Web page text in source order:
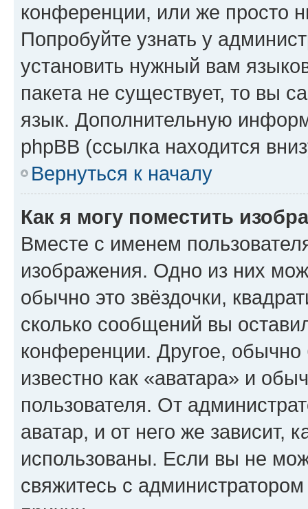
конференции, или же просто
Попробуйте узнать у
установить нужный вам
пакета не существует, то вы
язык. Дополнительную
phpBB (ссылка находится
Вернуться к началу
Как я могу поместить
Вместе с именем
изображения. Одно из них
обычно это звёздочки,
сколько сообщений вы
конференции. Другое,
известно как «аватара» и
пользователя. От
аватар, и от него же зависит,
использованы. Если вы не
свяжитесь с